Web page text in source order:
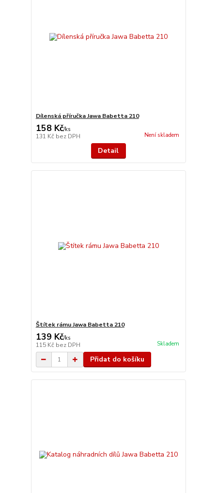
Dílenská příručka Jawa Babetta 210
158 Kč/ks
131 Kč bez DPH Není skladem
Detail
Štítek rámu Jawa Babetta 210
139 Kč/ks
115 Kč bez DPH Skladem
Přidat do košíku